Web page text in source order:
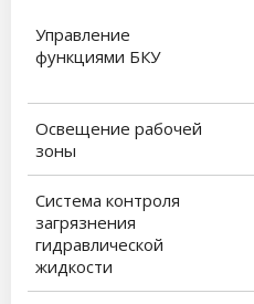
Управление
функциями БКУ
Освещение рабочей
зоны
Система контроля
загрязнения
гидравлической
жидкости